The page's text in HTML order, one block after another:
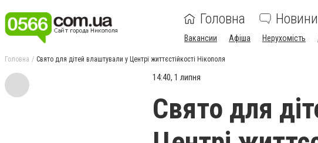
Головна Новини
Вакансии Афіша Нерухомість
Головна Свято для дітей влаштували у Центрі життєстійкості Нікополя
14:40, 1 липня
Свято для